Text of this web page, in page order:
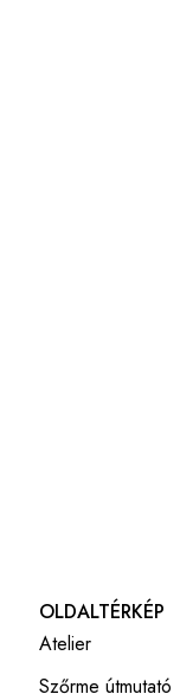
OLDALTÉRKÉP
Atelier
Szőrme útmutató